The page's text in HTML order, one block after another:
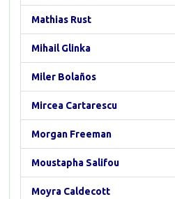
Mathias Rust
Mihail Glinka
Miler Bolaños
Mircea Cartarescu
Morgan Freeman
Moustapha Salifou
Moyra Caldecott